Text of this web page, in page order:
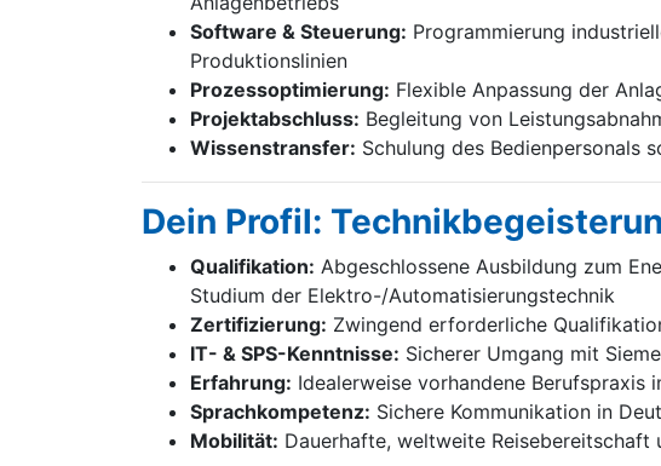
Software & Steuerung: Programmierung
Produktionslinien
Prozessoptimierung: Flexible Anpassung der
Projektabschluss: Begleitung von
Wissenstransfer: Schulung des Bedienpersonals
Dein Profil:
Qualifikation: Abgeschlossene Ausbildung zum
Studium der Elektro-/Automatisierungstechnik
Zertifizierung: Zwingend erforderliche
IT- & SPS-Kenntnisse: Sicherer Umgang mit
Erfahrung: Idealerweise vorhandene Berufspraxis
Sprachkompetenz: Sichere Kommunikation in
Mobilität: Dauerhafte, weltweite